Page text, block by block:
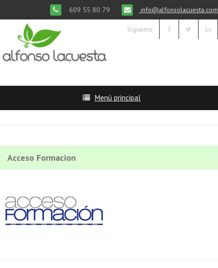
609 55 80 79 info@alfonsolacuesta.com
Sígueme
Menú principal
Acceso Formacion